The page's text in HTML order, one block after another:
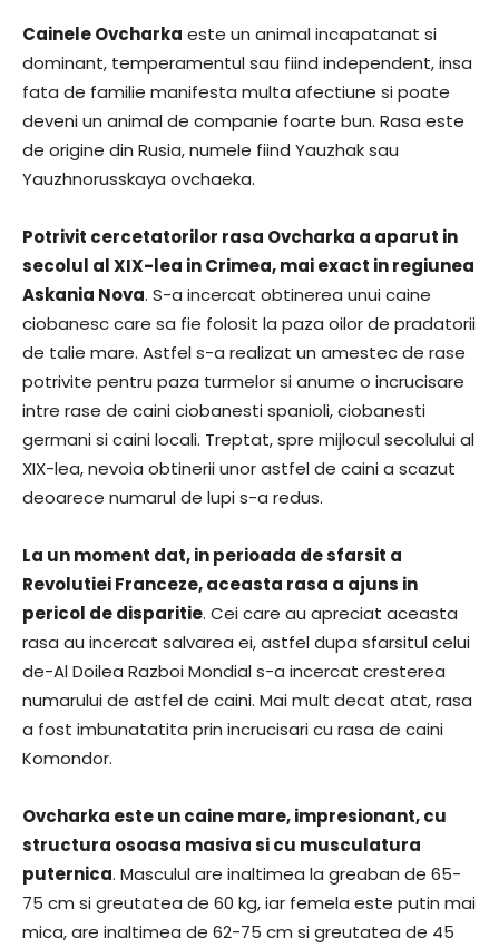
Cainele Ovcharka este un animal incapatanat si
dominant, temperamentul sau fiind independent, insa
fata de familie manifesta multa afectiune si poate
deveni un animal de companie foarte bun. Rasa este
de origine din Rusia, numele fiind Yauzhak sau
Yauzhnorusskaya ovchaeka.
Potrivit cercetatorilor rasa Ovcharka a aparut in
secolul al XIX-lea in Crimea, mai exact in regiunea
Askania Nova. S-a incercat obtinerea unui caine
ciobanesc care sa fie folosit la paza oilor de pradatorii
de talie mare. Astfel s-a realizat un amestec de rase
potrivite pentru paza turmelor si anume o incrucisare
intre rase de caini ciobanesti spanioli, ciobanesti
germani si caini locali. Treptat, spre mijlocul secolului al
XIX-lea, nevoia obtinerii unor astfel de caini a scazut
deoarece numarul de lupi s-a redus.
La un moment dat, in perioada de sfarsit a
Revolutiei Franceze, aceasta rasa a ajuns in
pericol de disparitie. Cei care au apreciat aceasta
rasa au incercat salvarea ei, astfel dupa sfarsitul celui
de-Al Doilea Razboi Mondial s-a incercat cresterea
numarului de astfel de caini. Mai mult decat atat, rasa
a fost imbunatatita prin incrucisari cu rasa de caini
Komondor.
Ovcharka este un caine mare, impresionant, cu
structura osoasa masiva si cu musculatura
puternica. Masculul are inaltimea la greaban de 65-
75 cm si greutatea de 60 kg, iar femela este putin mai
mica, are inaltimea de 62-75 cm si greutatea de 45